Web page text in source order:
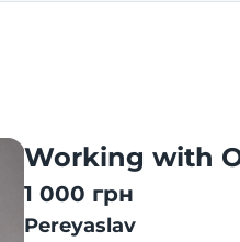
Working with
1 000 грн
Pereyaslav